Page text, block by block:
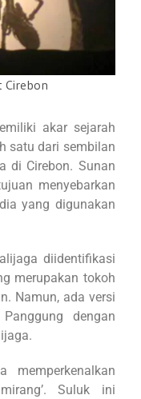
Cirebon
akar sejarah
satu dari sembilan
di Cirebon. Sunan
menyebarkan
yang digunakan
diidentifikasi
merupakan tokoh
Namun, ada versi
dengan
memperkenalkan
Suluk ini